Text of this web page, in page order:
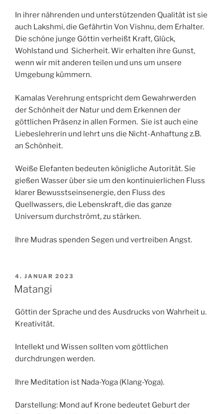
In ihrer nährenden und unterstützenden Qualität ist sie
auch Lakshmi, die Gefährtin Von Vishnu, dem Erhalter.
Die schöne junge Göttin verheißt Kraft, Glück,
Wohlstand und Sicherheit. Wir erhalten ihre Gunst,
wenn wir mit anderen teilen und uns um unsere
Umgebung kümmern.
Kamalas Verehrung entspricht dem Gewahrwerden
der Schönheit der Natur und dem Erkennen der
göttlichen Präsenz in allen Formen. Sie ist auch eine
Liebeslehrerin und lehrt uns die Nicht-Anhaftung z.B.
an Schönheit.
Weiße Elefanten bedeuten königliche Autorität. Sie
gießen Wasser über sie um den kontinuierlichen Fluss
klarer Bewusstseinsenergie, den Fluss des
Quellwassers, die Lebenskraft, die das ganze
Universum durchströmt, zu stärken.
Ihre Mudras spenden Segen und vertreiben Angst.
VERÖFFENTLICHT
AM
4. JANUAR 2023
Matangi
Göttin der Sprache und des Ausdrucks von Wahrheit u.
Kreativität.
Intellekt und Wissen sollten vom göttlichen
durchdrungen werden.
Ihre Meditation ist Nada-Yoga (Klang-Yoga).
Darstellung: Mond auf Krone bedeutet Geburt der